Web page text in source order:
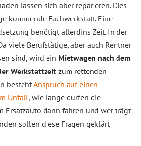
lassen sich aber reparieren. Dies
kommende Fachwerkstatt. Eine
benötigt allerdins Zeit. In der
viele Berufstätige, aber auch Rentner
sind, wird ein Mietwagen nach dem
Werkstattzeit zum rettenden
bestehtAnspruch auf einen
Unfall, wie lange dürfen die
Ersatzauto dann fahren und wer trägt
sollen diese Fragen geklärt